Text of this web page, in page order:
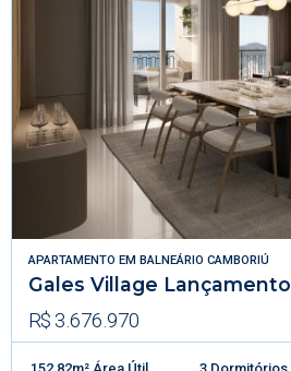
APARTAMENTO EM BALNEÁRIO CAMBORIÚ
Gales Village Lançamento
R$ 3.676.970